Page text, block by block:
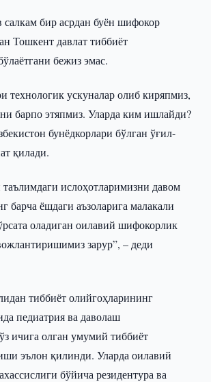
бир асрдан буён шифокор
Тошкент давлат тиббиёт
бежиз эмас.
технологик ускуналар олиб киряпмиз,
барпо этяпмиз. Уларда ким ишлайди?
бунёдкорлари бўлган ўғил-
қилади.
ислоҳотларимизни давом
барча ёшдаги аъзоларига малакали
оладиган оилавий шифокорлик
зарур”, – деди
тиббиёт олийгоҳларининг
педиатрия ва даволаш
ичига олган умумий тиббиёт
эълон қилинди. Уларда оилавий
бўйича резидентура ва